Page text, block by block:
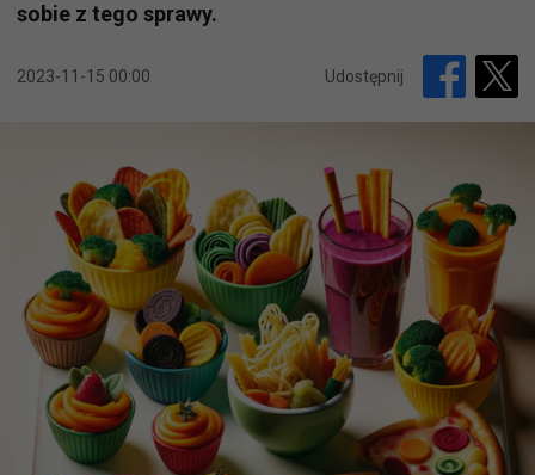
sobie z tego sprawy.
2023-11-15 00:00 Udostępnij